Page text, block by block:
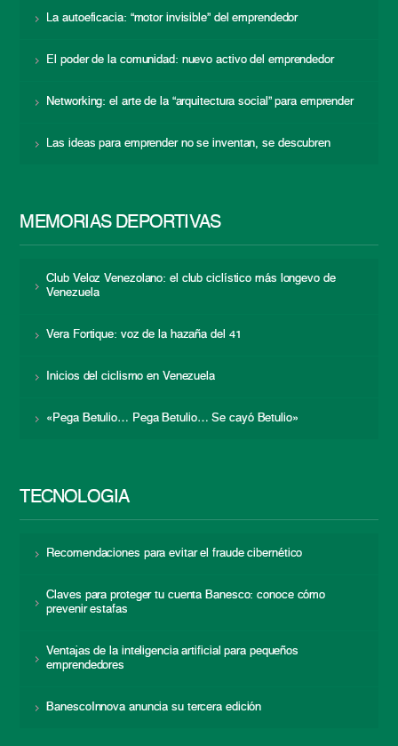
La autoeficacia: “motor invisible” del emprendedor
El poder de la comunidad: nuevo activo del emprendedor
Networking: el arte de la “arquitectura social” para emprender
Las ideas para emprender no se inventan, se descubren
MEMORIAS DEPORTIVAS
Club Veloz Venezolano: el club ciclístico más longevo de
Venezuela
Vera Fortique: voz de la hazaña del 41
Inicios del ciclismo en Venezuela
«Pega Betulio… Pega Betulio… Se cayó Betulio»
TECNOLOGÍA
Recomendaciones para evitar el fraude cibernético
Claves para proteger tu cuenta Banesco: conoce cómo
prevenir estafas
Ventajas de la inteligencia artificial para pequeños
emprendedores
BanescoInnova anuncia su tercera edición